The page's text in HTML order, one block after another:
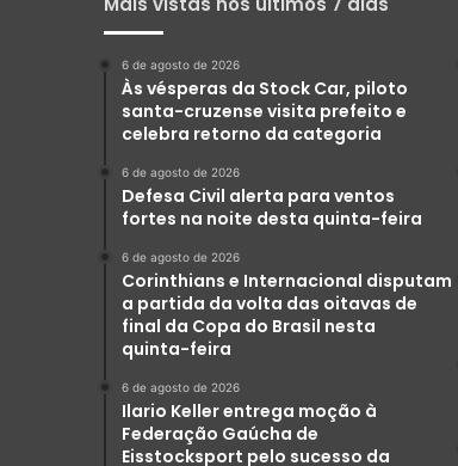
6 de agosto de 2026
Às vésperas da Stock Car, piloto
santa-cruzense visita prefeito e
celebra retorno da categoria
6 de agosto de 2026
Defesa Civil alerta para ventos
fortes na noite desta quinta-feira
6 de agosto de 2026
Corinthians e Internacional disputam
a partida da volta das oitavas de
final da Copa do Brasil nesta
quinta-feira
6 de agosto de 2026
Ilario Keller entrega moção à
Federação Gaúcha de
Eisstocksport pelo sucesso da